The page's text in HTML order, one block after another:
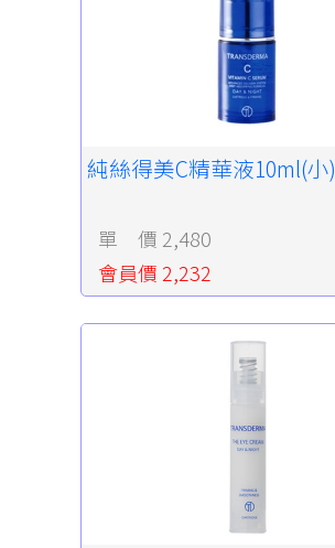
純絲得美C精華液10ml(小)
單 價 2,480
會員價 2,232